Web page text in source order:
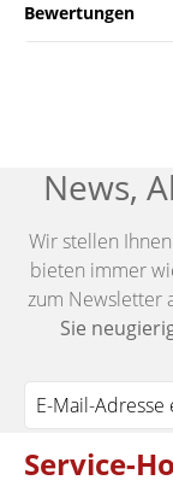
Bewertungen
News,
Wir stellen
bieten immer
zum Newsletter
Sie
Service-